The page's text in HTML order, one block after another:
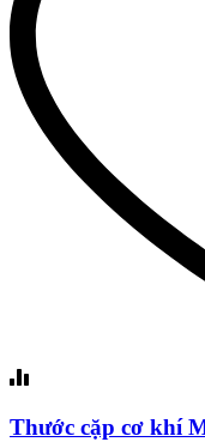
Thước cặp cơ khí